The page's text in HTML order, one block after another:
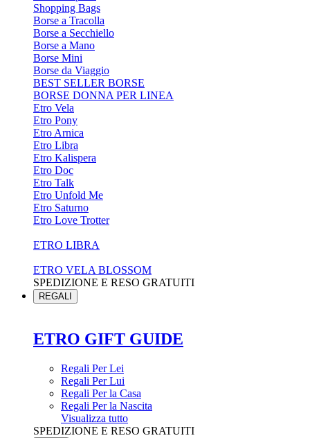
Shopping Bags
Borse a Tracolla
Borse a Secchiello
Borse a Mano
Borse Mini
Borse da Viaggio
BEST SELLER BORSE
BORSE DONNA PER LINEA
Etro Vela
Etro Pony
Etro Arnica
Etro Libra
Etro Kalispera
Etro Doc
Etro Talk
Etro Unfold Me
Etro Saturno
Etro Love Trotter
ETRO LIBRA
ETRO VELA BLOSSOM
SPEDIZIONE E RESO GRATUITI
REGALI
ETRO GIFT GUIDE
Regali Per Lei
Regali Per Lui
Regali Per la Casa
Regali Per la Nascita
Visualizza tutto
SPEDIZIONE E RESO GRATUITI